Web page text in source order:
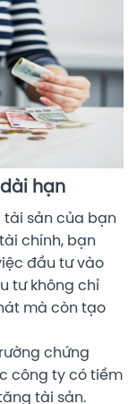
hạn
sản của bạn
chính, bạn
đầu tư vào
tư không chỉ
mà còn tạo
chứng
công ty có tiềm
tài sản.